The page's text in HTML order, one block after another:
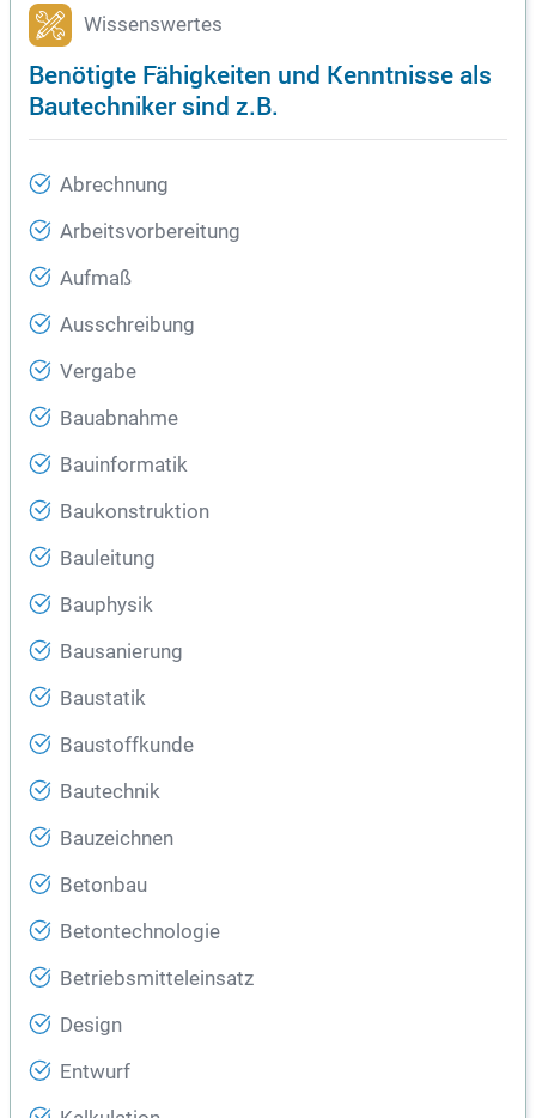
Wissenswertes
Benötigte Fähigkeiten und Kenntnisse als
Bautechniker sind z.B.
Abrechnung
Arbeitsvorbereitung
Aufmaß
Ausschreibung
Vergabe
Bauabnahme
Bauinformatik
Baukonstruktion
Bauleitung
Bauphysik
Bausanierung
Baustatik
Baustoffkunde
Bautechnik
Bauzeichnen
Betonbau
Betontechnologie
Betriebsmitteleinsatz
Design
Entwurf